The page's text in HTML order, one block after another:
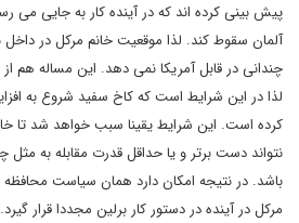
پیش بینی کرده اند که در آینده کار به جایی می
آلمان سقوط کند. لذا موقعیت خانم مرکل در داخل
چندانی در قابل آمریکا نمی دهد. این مساله هم
لذا در این شرایط است که کاخ سفید شروع به
کرده است. این شرایط یقینا سبب خواهد شد تا
نتواند دست برتر و یا حداقل قدرت مقابله به مثل
باشد. در نتیجه امکان دارد همان سیاست
مرکل در آینده در دستور کار برلین مجددا قرار